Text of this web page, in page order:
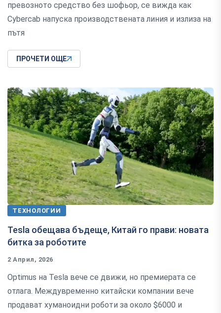
превозното средство без шофьор, се вижда как
Cybercab напуска производствената линия и излиза на
пътя
ПРОЧЕТИ ОЩЕ
ТЕХНОЛОГИИ
Tesla обещава бъдеще, Китай го прави: новата
битка за роботите
2 Април, 2026
Optimus на Tesla вече се движи, но премиерата се
отлага. Междувременно китайски компании вече
продават хуманоидни роботи за около $6000 и